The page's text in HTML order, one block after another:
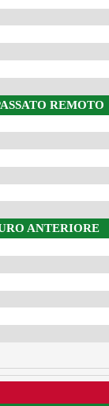
REMOTO
ANTERIORE